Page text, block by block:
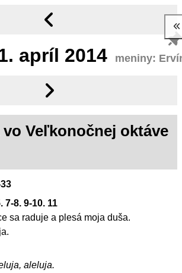
apríl 2014 meniny:
Veľkonočnej oktáve
7-8. 9-10. 11
sa raduje a plesá moja duša.
aleluja.